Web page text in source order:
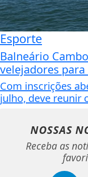
Esporte
Balneário
velejadores
Com inscrições
julho, deve reunir
NOSSAS
Receba as